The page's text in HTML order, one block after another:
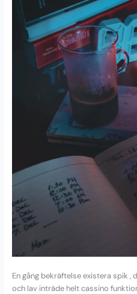
En gång bekräftelse existera spik
och lav inträde ​​helt cassino